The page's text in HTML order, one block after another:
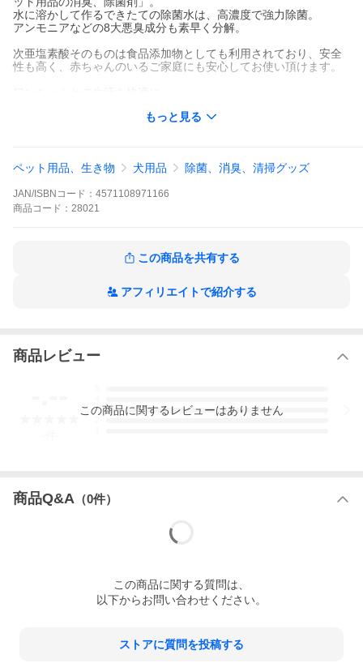
水に溶かして作るできたての除菌水は、高濃度で強力除菌。
アンモニアなどの8大悪臭成分も素早く分解。
次亜塩素酸そのものは食品添加物としても利用されており、安全
性も高く、赤ちゃんのいるご家庭にも安心してお使い頂けます。
ンちゃんのトイレ後の臭いや、犬用グッズの衛生状態が気になる
出来ませんのでご注意ください。
粒状タイプだから
わんちゃん(小型犬、中型犬、大型犬)、ねこちゃん、ハムスターや
インコなどの小動物を室内飼育されている方。
原材料 ジクロロイソシアヌル酸ナトリウム・無機塩
原産国 日本製
もっと見る
ペット用品、生き物 犬用品 除菌、消臭、清掃グッズ
JAN/ISBNコード： 4571108971166
商品 コード： 28021
この商品を共有する
アフィリエイトで紹介する
商品レビュー
3
この商品に関するレビューはありません
商品Q&A （0件）
この商品に関する質問は、
以下からお問い合わせください。
ストアに質問を投稿する